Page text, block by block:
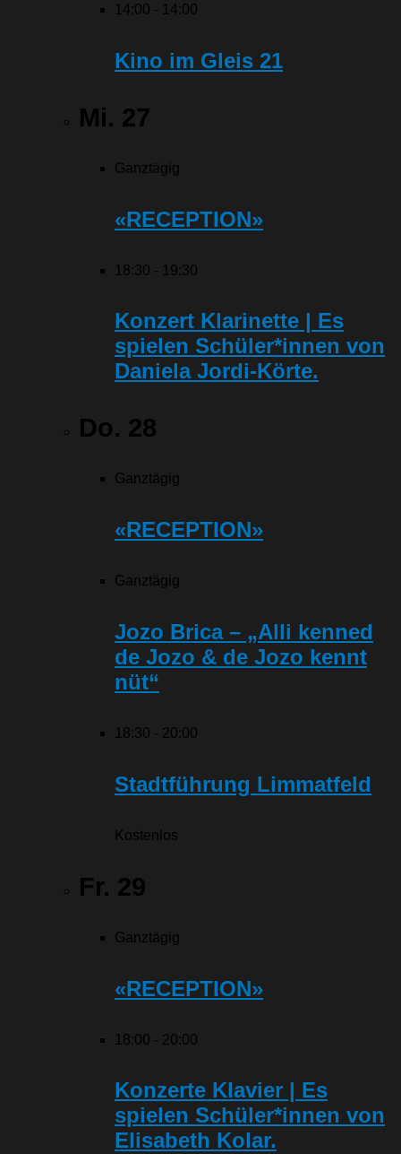
14:00 - 14:00
Kino im Gleis 21
Mi. 27
Ganztägig
«RECEPTION»
18:30 - 19:30
Konzert Klarinette | Es
spielen Schüler*innen von
Daniela Jordi-Körte.
Do. 28
Ganztägig
«RECEPTION»
Ganztägig
Jozo Brica – „Alli kenned
de Jozo & de Jozo kennt
nüt“
18:30 - 20:00
Stadtführung Limmatfeld
Kostenlos
Fr. 29
Ganztägig
«RECEPTION»
18:00 - 20:00
Konzerte Klavier | Es
spielen Schüler*innen von
Elisabeth Kolar.